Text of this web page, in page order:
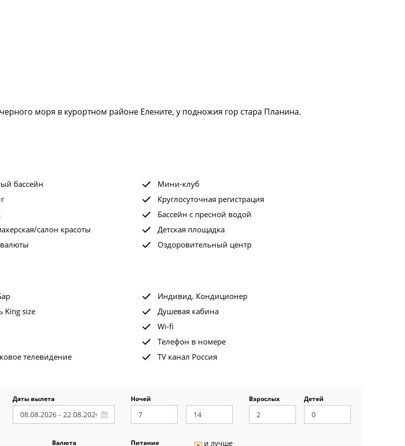
моря в курортном районе Елените, у подножия гор стара Планина.
бассейн
Мини-клуб
Круглосуточная регистрация
Бассейн с пресной водой
салон красоты
Детская площадка
Оздоровительный центр
Индивид. Кондиционер
King size
Душевая кабина
Wi-fi
Телефон в номере
телевидение
TV канал Россия
Даты вылета Ночей Взрослых Детей
Валюта
Питание и лучше